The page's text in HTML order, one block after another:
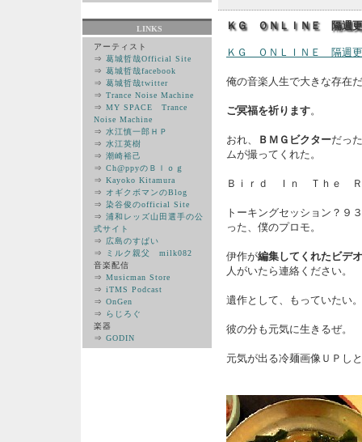
LINKS
アーティスト
⇒ 葛城哲哉Official Site
⇒ 葛城哲哉facebook
⇒ 葛城哲哉twitter
⇒ Trance Noise Machine
⇒ MY SPACE Trance
Noise Machine
⇒ 水江慎一郎ＨＰ
⇒ 水江英樹
⇒ 潮崎裕己
⇒ Ch@ppyのＢｌｏｇ
⇒ Kayoko Kitamura
⇒ オギクボマンのBlog
⇒ 染谷俊のofficial Site
⇒ 浦和レッズ山田選手の公
式サイト
⇒ 広島のすぱい
⇒
ミルク親父 milk082
音楽配信
⇒ Musicman Store
⇒ iTMS Podcast
⇒ OnGen
⇒ らじろぐ
楽器
⇒ GODIN
ＫＧ ＯＮＬＩＮＥ 隔週
ＫＧ ＯＮＬＩＮＥ 隔週
俺の音楽人生で大きな存在
ご冥福を祈ります。
おれ、 ＢＭＧビクターだっ
ムが撮ってくれた。
Ｂｉｒｄ Ｉｎ Ｔｈｅ
トーキングセッション？９
った、僕のプロモ。
伊作が編集してくれたビデオ
人がいたら連絡ください。
遺作として、もっていた
彼の分も元気に生きるぜ。
元気が出る冷麺画像ＵＰし